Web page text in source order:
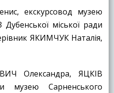
екскурсовод музею
міської ради
ЯКИМЧУК Наталія,
Олександра, ЯЦКІВ
музею Сарненського